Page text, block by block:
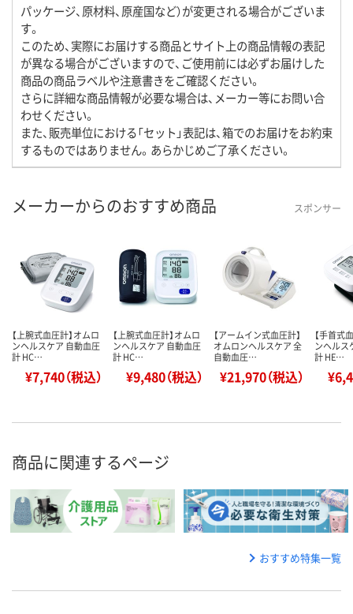
パッケージ、原材料、原産国など）が変更される場合がございま
す。
このため、実際にお届けする商品とサイト上の商品情報の表記
が異なる場合がございますので、ご使用前には必ずお届けした
商品の商品ラベルや注意書きをご確認ください。
さらに詳細な商品情報が必要な場合は、メーカー等にお問い合
わせください。
また、販売単位における「セット」表記は、箱でのお届けをお約束
するものではありません。あらかじめご了承ください。
メーカーからのおすすめ商品 スポンサー
【上腕式血圧計】オムロ
ンヘルスケア 自動血圧
計 HC…
¥7,740（税込）
【上腕式血圧計】オムロ
ンヘルスケア 自動血圧
計 HC…
¥9,480（税込）
【アームイン式血圧計】
オムロンヘルスケア 全
自動血圧…
¥21,970（税込）
【手首式
ンヘルス
計 HE…
商品に関連するページ
おすすめ特集一覧